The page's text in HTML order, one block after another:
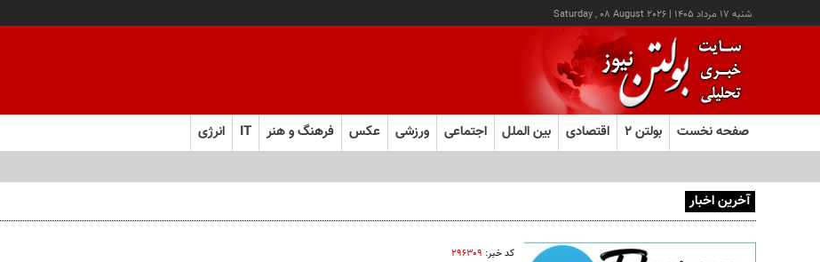
شنبه ۱۷ مرداد ۱۴۰۵ |
Saturday , 08 August 2026
صفحه نخست بولتن ۲ اقتصادی بین الملل اجتماعی ورزشی عکس فرهنگ و هنر IT انرژی
آخرین اخبار
کد خبر: ۲۹۶۳۰۹